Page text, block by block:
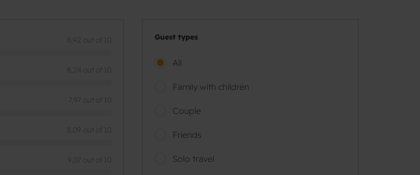
8,92 out of 10
8,24 out of 10
7,97 out of 10
8,09 out of 10
9,07 out of 10
Guest types
All
Family with children
Couple
Friends
Solo travel